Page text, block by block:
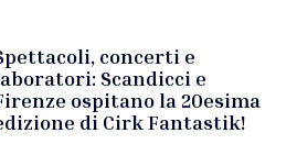
concerti e
Scandicci e
ospitano la 20esima
di Cirk Fantastik!